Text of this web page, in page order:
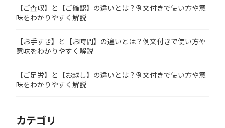
【ご査収】と【ご確認】の違いとは？例文付きで使い方や意
味をわかりやすく解説
【お手すき】と【お時間】の違いとは？例文付きで使い方や
意味をわかりやすく解説
【ご足労】と【お越し】の違いとは？例文付きで使い方や意
味をわかりやすく解説
カテゴリ